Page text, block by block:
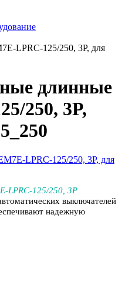
LPRC-125/250, 3P, для
длинные
250, 3P,
LPRC-125/250, 3P
выключателей
надежную